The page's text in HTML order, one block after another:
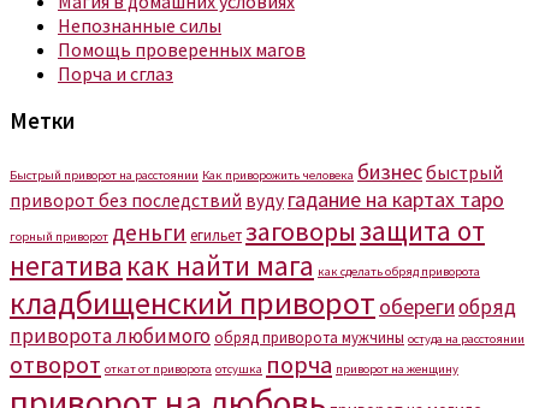
Непознанные силы
Помощь проверенных магов
Порча и сглаз
Метки
Быстрый приворот на расстоянии Как приворожить человека бизнесбыстрый
приворот без последствий вуду гадание на картах таро
горный приворот деньги егильетзаговорызащита от
негатива как найти мага как сделать обряд приворота
кладбищенский приворот оберегиобряд
приворота любимогообряд приворота мужчины остуда на расстоянии
отворот откат от приворота отсушка порча приворот на женщину